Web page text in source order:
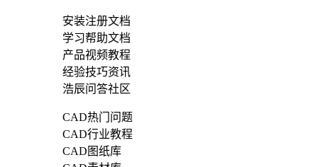
安装注册文档
学习帮助文档
产品视频教程
经验技巧资讯
浩辰问答社区
CAD热门问题
CAD行业教程
CAD图纸库